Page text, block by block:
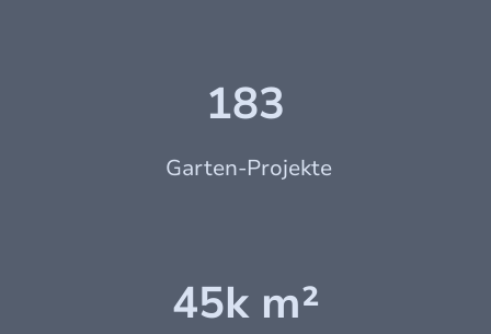
183
Garten-Projekte
45k m²